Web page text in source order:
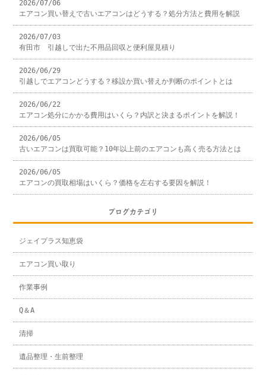
2026/07/06
エアコン買い替えで古いエアコンはどうする？処分方法と費用を解説
2026/07/03
有田市 引越しで出た不用品回収と便利屋見積り
2026/06/29
引越しでエアコンどうする？移設か買い替えか判断のポイントとは
2026/06/22
エアコン処分にかかる費用はいくら？内訳と決まるポイントを解説！
2026/06/05
古いエアコンは買取可能？10年以上前のエアコンも高く売る方法とは
2026/06/05
エアコンの買取相場はいくら？価格を左右する要因を解説！
ブログカテゴリ
ジェイプラス知恵袋
エアコン買い取り
作業事例
Q＆A
清掃
遺品整理・生前整理